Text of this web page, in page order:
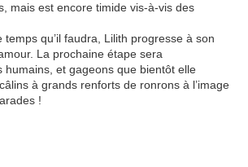
mais est encore timide vis-à-vis des
temps qu’il faudra, Lilith progresse à son
La prochaine étape sera
humains, et gageons que bientôt elle
à grands renforts de ronrons à l’image
!